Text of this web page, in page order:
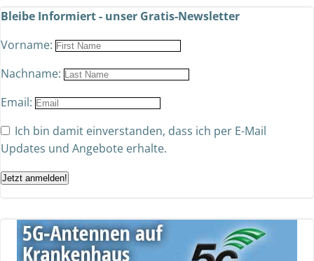
Bleibe Informiert - unser Gratis-Newsletter
Vorname:
Nachname:
Email:
Ich bin damit einverstanden, dass ich per E-Mail
Updates und Angebote erhalte.
Jetzt anmelden!